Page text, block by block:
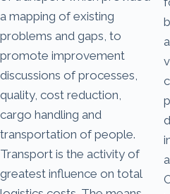
a mapping of existing
problems and gaps, to
promote improvement
discussions of processes,
quality, cost reduction,
cargo handling and
transportation of people.
Transport is the activity of
greatest influence on total